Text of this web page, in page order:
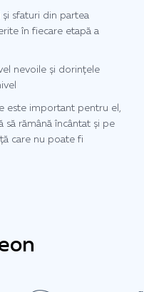
sfaturi din partea
în fiecare etapă a
nevoile și dorințele
este important pentru el,
să rămână încântat și pe
care nu poate fi